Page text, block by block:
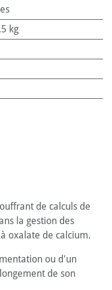
kg
de calculs de
la gestion des
oxalate de calcium.
ou d'un
de son